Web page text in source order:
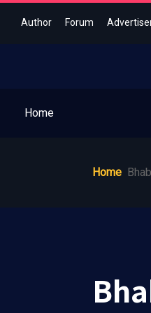
Author Forum
Home
Home